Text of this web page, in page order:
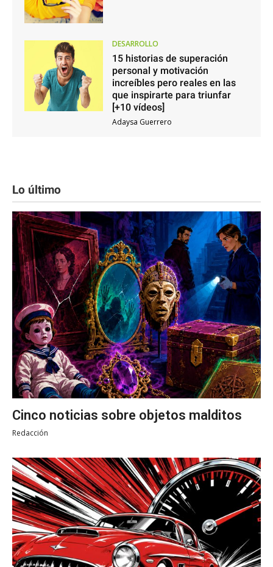
DESARROLLO
15 historias de superación
personal y motivación
increíbles pero reales en las
que inspirarte para triunfar
[+10 vídeos]
Adaysa Guerrero
Lo último
Cinco noticias sobre objetos malditos
Redacción